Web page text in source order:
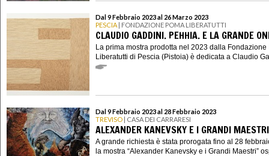
Dal 9 Febbraio 2023 al 26 Marzo 2023
PESCIA | FONDAZIONE POMA LIBERATUTTI
CLAUDIO GADDINI. PEHHIA. E LA GRANDE
La prima mostra prodotta nel 2023 dalla Fondazione
Liberatutti di Pescia (Pistoia) è dedicata a Claudio
Dal 9 Febbraio 2023 al 28 Febbraio 2023
TREVISO | CASA DEI CARRARESI
ALEXANDER KANEVSKY E I GRANDI MAESTRI
A grande richiesta è stata prorogata fino al 28
la mostra “Alexander Kanevsky e i Grandi Maestri”